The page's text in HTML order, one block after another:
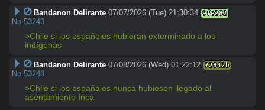
Bandanon Delirante 07/07/2026 (Tue) 21:30:34 9fe282
No.53243
>Chile si los españoles hubieran exterminado a los
indígenas
Bandanon Delirante 07/08/2026 (Wed) 01:22:12 72842b
No.53248
>Chile si los españales nunca hubiesen llegado al
asentamiento Inca